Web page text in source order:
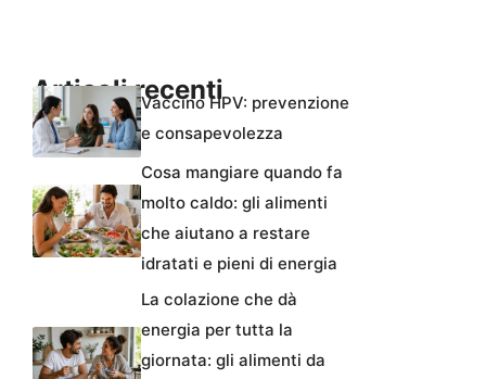
Articoli recentiVaccino HPV: prevenzione
e consapevolezza
Cosa mangiare quando fa
molto caldo: gli alimenti
che aiutano a restare
idratati e pieni di energia
La colazione che dà
energia per tutta la
giornata: gli alimenti da